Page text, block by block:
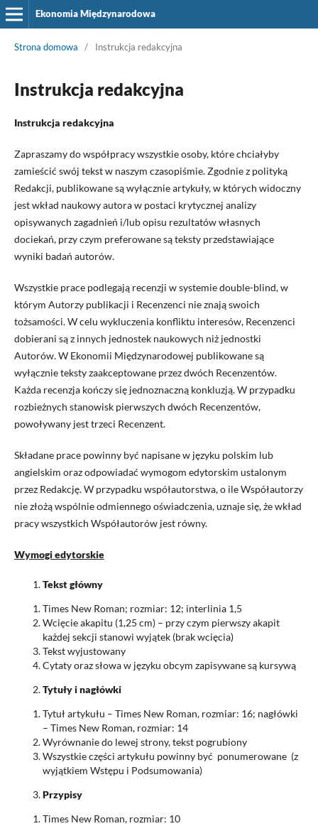
Ekonomia Międzynarodowa
Strona domowa / Instrukcja redakcyjna
Instrukcja redakcyjna
Instrukcja redakcyjna
Zapraszamy do współpracy wszystkie osoby, które chciałyby
zamieścić swój tekst w naszym czasopiśmie. Zgodnie z polityką
Redakcji, publikowane są wyłącznie artykuły, w których widoczny
jest wkład naukowy autora w postaci krytycznej analizy
opisywanych zagadnień i/lub opisu rezultatów własnych
dociekań, przy czym preferowane są teksty przedstawiające
wyniki badań autorów.
Wszystkie prace podlegają recenzji w systemie double-blind, w
którym Autorzy publikacji i Recenzenci nie znają swoich
tożsamości. W celu wykluczenia konfliktu interesów, Recenzenci
dobierani są z innych jednostek naukowych niż jednostki
Autorów. W Ekonomii Międzynarodowej publikowane są
wyłącznie teksty zaakceptowane przez dwóch Recenzentów.
Każda recenzja kończy się jednoznaczną konkluzją. W przypadku
rozbieżnych stanowisk pierwszych dwóch Recenzentów,
powoływany jest trzeci Recenzent.
Składane prace powinny być napisane w języku polskim lub
angielskim oraz odpowiadać wymogom edytorskim ustalonym
przez Redakcję. W przypadku współautorstwa, o ile Współautorzy
nie złożą wspólnie odmiennego oświadczenia, uznaje się, że wkład
pracy wszystkich Współautorów jest równy.
Wymogi edytorskie
Tekst główny
Times New Roman; rozmiar: 12; interlinia 1,5
Wcięcie akapitu (1,25 cm) – przy czym pierwszy akapit
każdej sekcji stanowi wyjątek (brak wcięcia)
Tekst wyjustowany
Cytaty oraz słowa w języku obcym zapisywane są kursywą
Tytuły i nagłówki
Tytuł artykułu – Times New Roman, rozmiar: 16; nagłówki
– Times New Roman, rozmiar: 14
Wyrównanie do lewej strony, tekst pogrubiony
Wszystkie części artykułu powinny być ponumerowane (z
wyjątkiem Wstępu i Podsumowania)
Przypisy
Times New Roman, rozmiar: 10